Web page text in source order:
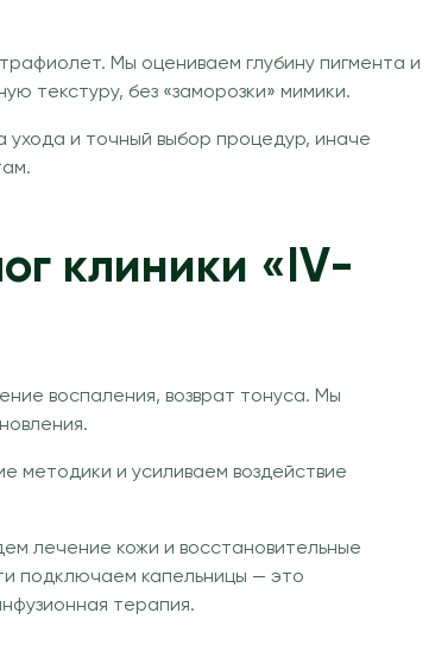
Мы оцениваем глубину пигмента и
текстуру, без «заморозки» мимики.
и точный выбор процедур, иначе
клиники «IV-
воспаления, возврат тонуса. Мы
методики и усиливаем воздействие
лечение кожи и восстановительные
подключаем капельницы — это
терапия.